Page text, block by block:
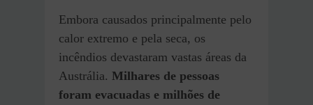
Embora causados principalmente pelo
calor extremo e pela seca, os
incêndios devastaram vastas áreas da
Austrália. Milhares de pessoas
foram evacuadas e milhões de